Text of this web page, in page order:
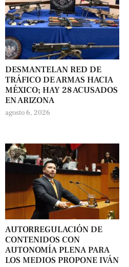
DESMANTELAN RED DE
TRÁFICO DE ARMAS HACIA
MÉXICO; HAY 28 ACUSADOS
EN ARIZONA
agosto 6, 2026
AUTORREGULACIÓN DE
CONTENIDOS CON
AUTONOMÍA PLENA PARA
LOS MEDIOS PROPONE IVÁN